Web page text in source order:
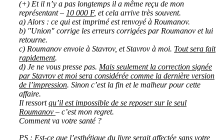
(+) Et il n’y a pas longtemps il a même reçu de mon
représentant – 10 000 F, et cela arrive très souvent.
a) Alors : ce qui est imprimé est renvoyé à Roumanov.
b) "Union" corrige les erreurs corrigées par Roumanov et lui
retourne.
c) Roumanov envoie à Stavrov, et Stavrov à moi. Tout sera fait
rapidement.
d) Je ne vous presse pas. Mais seulement la correction signée
par Stavrov et moi sera considérée comme la dernière version
de l’impression. Sinon c’est la fin et le malheur pour cette
affaire.
Il ressortqu’il est impossible de se reposer sur le seul
Roumanov – c’est mon regret.
Comment va votre santé ?
PS : Est-ce que l’esthétique du livre serait affectée sans votre